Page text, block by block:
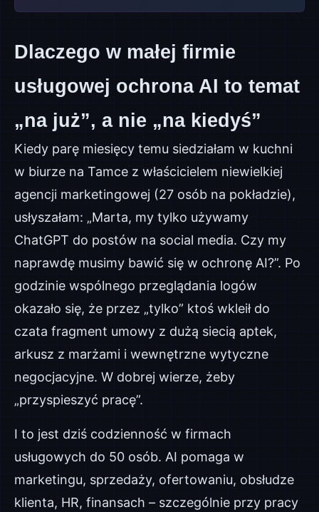
Dlaczego w małej firmie
usługowej ochrona AI to temat
„na już”, a nie „na kiedyś”
Kiedy parę miesięcy temu siedziałam w kuchni
w biurze na Tamce z właścicielem niewielkiej
agencji marketingowej (27 osób na pokładzie),
usłyszałam: „Marta, my tylko używamy
ChatGPT do postów na social media. Czy my
naprawdę musimy bawić się w ochronę AI?”. Po
godzinie wspólnego przeglądania logów
okazało się, że przez „tylko” ktoś wkleił do
czata fragment umowy z dużą siecią aptek,
arkusz z marżami i wewnętrzne wytyczne
negocjacyjne. W dobrej wierze, żeby
„przyspieszyć pracę”.
I to jest dziś codzienność w firmach
usługowych do 50 osób. AI pomaga w
marketingu, sprzedaży, ofertowaniu, obsłudze
klienta, HR, finansach – szczególnie przy pracy